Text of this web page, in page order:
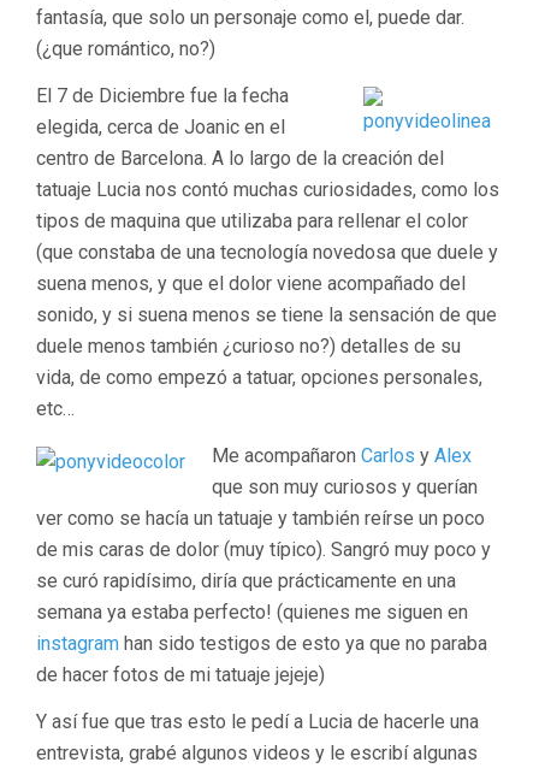
fantasía, que solo un personaje como el, puede dar.
(¿que romántico, no?)
El 7 de Diciembre fue la fecha
elegida, cerca de Joanic en el
centro de Barcelona. A lo largo de la creación del
tatuaje Lucia nos contó muchas curiosidades, como los
tipos de maquina que utilizaba para rellenar el color
(que constaba de una tecnología novedosa que duele y
suena menos, y que el dolor viene acompañado del
sonido, y si suena menos se tiene la sensación de que
duele menos también ¿curioso no?) detalles de su
vida, de como empezó a tatuar, opciones personales,
etc…
Me acompañaron Carlos y Alex
que son muy curiosos y querían
ver como se hacía un tatuaje y también reírse un poco
de mis caras de dolor (muy típico). Sangró muy poco y
se curó rapidísimo, diría que prácticamente en una
semana ya estaba perfecto! (quienes me siguen en
instagram han sido testigos de esto ya que no paraba
de hacer fotos de mi tatuaje jejeje)
Y así fue que tras esto le pedí a Lucia de hacerle una
entrevista, grabé algunos videos y le escribí algunas